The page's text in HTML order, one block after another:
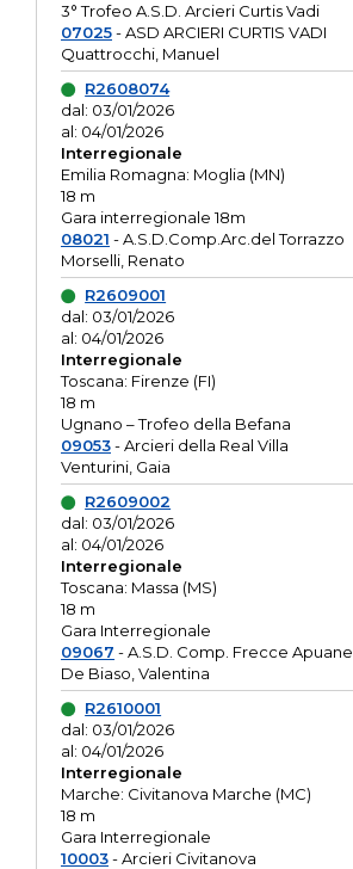
3° Trofeo A.S.D. Arcieri Curtis Vadi
07025- ASD ARCIERI CURTIS VADI
Quattrocchi, Manuel
R2608074
dal: 03/01/2026
al: 04/01/2026
Interregionale
Emilia Romagna: Moglia (MN)
18 m
Gara interregionale 18m
08021 - A.S.D.Comp.Arc.del Torrazzo
Morselli, Renato
R2609001
dal: 03/01/2026
al: 04/01/2026
Interregionale
Toscana: Firenze (FI)
18 m
Ugnano – Trofeo della Befana
09053- Arcieri della Real Villa
Venturini, Gaia
R2609002
dal: 03/01/2026
al: 04/01/2026
Interregionale
Toscana: Massa (MS)
18 m
Gara Interregionale
09067 - A.S.D. Comp. Frecce Apuane
De Biaso, Valentina
R2610001
dal: 03/01/2026
al: 04/01/2026
Interregionale
Marche: Civitanova Marche (MC)
18 m
Gara Interregionale
10003- Arcieri Civitanova